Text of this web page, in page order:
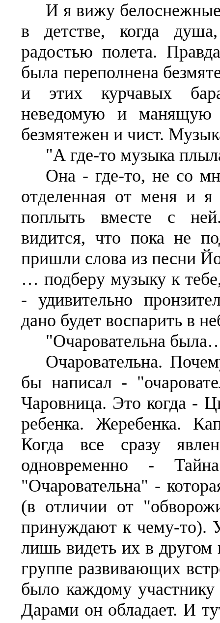
И я вижу белоснежные
в детстве, когда
радостью полета.
была переполнена
и этих курчавых
неведомую и
безмятежен и чист.
"А где-то музыка
Она - где-то, не со
отделенная от меня и
поплыть вместе с
видится, что пока не
пришли слова из песни
… подберу музыку к
- удивительно
дано будет воспарить в
"Очаровательна
Очаровательна.
бы написал -
Чаровница. Это когда -
ребенка. Жеребенка.
Когда все сразу
одновременно -
"Очаровательна" -
(в отличии от
принуждают к чему-то).
лишь видеть их в другом
группе развивающих
было каждому участнику
Дарами он обладает. И